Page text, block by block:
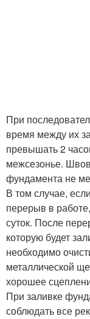
При
время между их
превышать 2
межсезонье.
фундамента не
В том случае,
перерыв в
суток. После
которую будет
необходимо
металлической
хорошее
При заливке
соблюдать все